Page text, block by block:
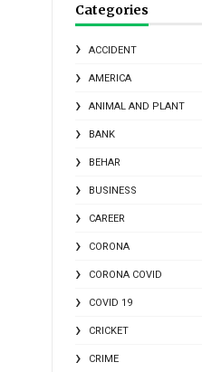
Categories
ACCIDENT
AMERICA
ANIMAL AND PLANT
BANK
BEHAR
BUSINESS
CAREER
CORONA
CORONA COVID
COVID 19
CRICKET
CRIME